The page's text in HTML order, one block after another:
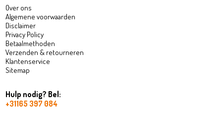
Over ons
Algemene voorwaarden
Disclaimer
Privacy Policy
Betaalmethoden
Verzenden & retourneren
Klantenservice
Sitemap
Hulp nodig? Bel:
+31165 397 084